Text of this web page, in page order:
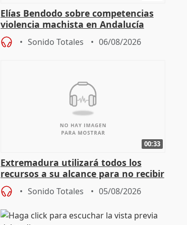
Elías Bendodo sobre competencias
violencia machista en Andalucía
Sonido Totales 06/08/2026
00:33
Extremadura utilizará todos los
recursos a su alcance para no recibir
más menores migrantes
Sonido Totales 05/08/2026